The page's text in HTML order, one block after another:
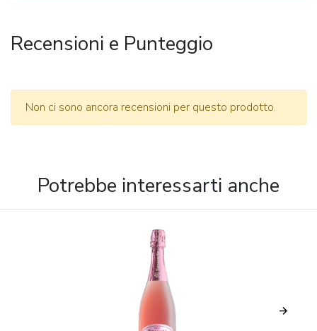
Recensioni e Punteggio
Non ci sono ancora recensioni per questo prodotto.
Potrebbe interessarti anche